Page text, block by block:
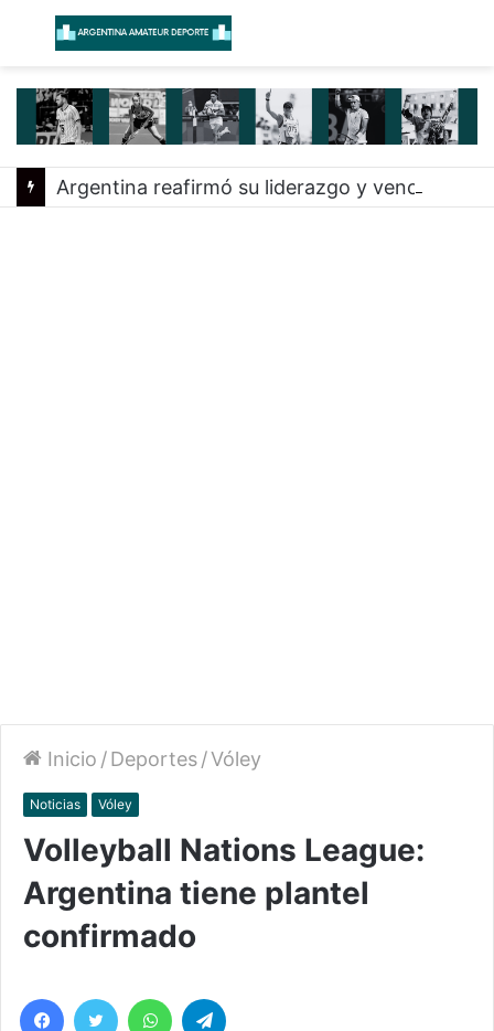
Menú
Inicio /Deportes/Vóley
Noticias Vóley
Volleyball Nations League:
Argentina tiene plantel
confirmado
Facebook
Twitter WhatsApp